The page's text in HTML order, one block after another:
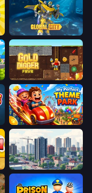
Global City
Gold Digger FRVR
My Perfect Theme Park
SuperCity 3D